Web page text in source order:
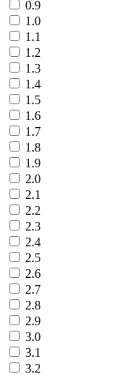
0.9
1.0
1.1
1.2
1.3
1.4
1.5
1.6
1.7
1.8
1.9
2.0
2.1
2.2
2.3
2.4
2.5
2.6
2.7
2.8
2.9
3.0
3.1
3.2